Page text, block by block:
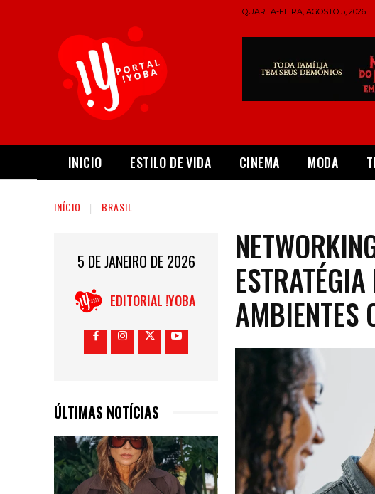
QUARTA-FEIRA, AGOSTO 5, 2026
INICIO ESTILO DE VIDA CINEMA MODA
INÍCIO BRASIL
5 DE JANEIRO DE 2026
EDITORIAL !YOBA
ÚLTIMAS NOTÍCIAS
AMBIENTES